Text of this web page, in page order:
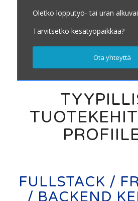
Oletko lopputyö- tai uran
Tarvitsetko kesätyöpaikkaa?
Ota yhteyttä
FULLSTACK /
/ BACKEND